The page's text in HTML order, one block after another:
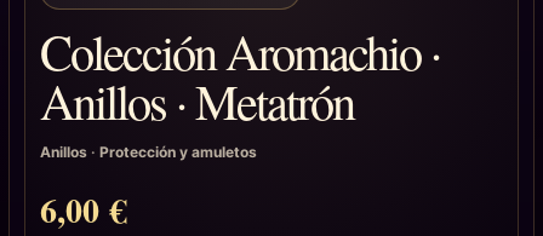
Colección Aromachio ·
Anillos · Metatrón
Anillos · Protección y amuletos
6,00€